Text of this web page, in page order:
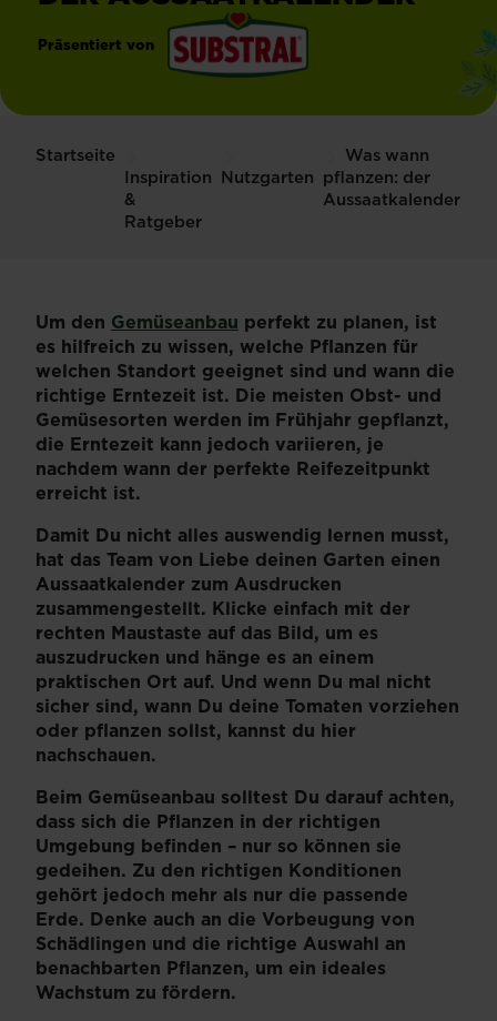
Präsentiert von
Startseite
Inspiration
&
Ratgeber
Nutzgarten
Was wann
pflanzen: der
Aussaatkalender
Um den Gemüseanbau perfekt zu planen, ist
es hilfreich zu wissen, welche Pflanzen für
welchen Standort geeignet sind und wann die
richtige Erntezeit ist. Die meisten Obst- und
Gemüsesorten werden im Frühjahr gepflanzt,
die Erntezeit kann jedoch variieren, je
nachdem wann der perfekte Reifezeitpunkt
erreicht ist.
Damit Du nicht alles auswendig lernen musst,
hat das Team von Liebe deinen Garten einen
Aussaatkalender zum Ausdrucken
zusammengestellt. Klicke einfach mit der
rechten Maustaste auf das Bild, um es
auszudrucken und hänge es an einem
praktischen Ort auf. Und wenn Du mal nicht
sicher sind, wann Du deine Tomaten vorziehen
oder pflanzen sollst, kannst du hier
nachschauen.
Beim Gemüseanbau solltest Du darauf achten,
dass sich die Pflanzen in der richtigen
Umgebung befinden – nur so können sie
gedeihen. Zu den richtigen Konditionen
gehört jedoch mehr als nur die passende
Erde. Denke auch an die Vorbeugung von
Schädlingen und die richtige Auswahl an
benachbarten Pflanzen, um ein ideales
Wachstum zu fördern.